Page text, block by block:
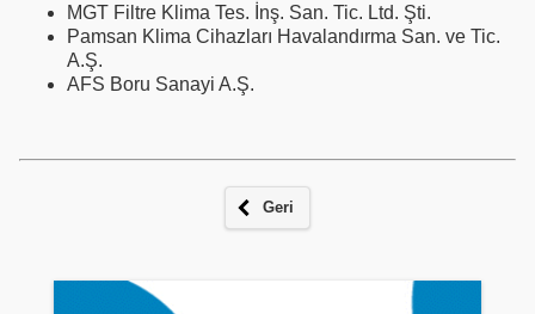
MGT Filtre Klima Tes. İnş. San. Tic. Ltd. Şti.
Pamsan Klima Cihazları Havalandırma San. ve Tic.
A.Ş.
AFS Boru Sanayi A.Ş.
Geri